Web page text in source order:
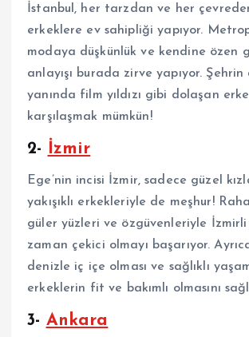
İstanbul, her tarzdan ve her
erkeklere ev sahipliği yapıyor.
modaya düşkünlük ve kendine özen
anlayışı burada zirve yapıyor.
yanında film yıldızı gibi dolaşan
karşılaşmak mümkün!
2- İzmir
Ege’nin incisi İzmir, sadece güzel
yakışıklı erkekleriyle de meşhur!
güler yüzleri ve özgüvenleriyle
zaman çekici olmayı başarıyor.
denizle iç içe olması ve sağlıklı
erkeklerin fit ve bakımlı olmasını
3- Ankara